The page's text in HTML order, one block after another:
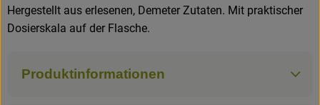
Hergestellt aus erlesenen, Demeter Zutaten. Mit praktischer
Dosierskala auf der Flasche.
Produktinformationen